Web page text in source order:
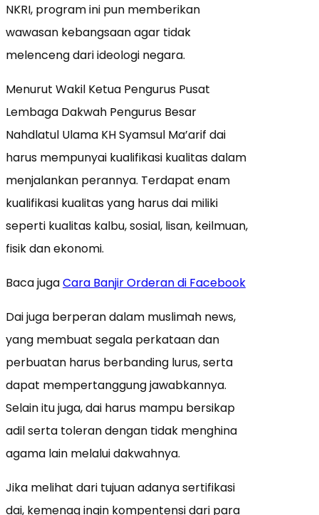
NKRI, program ini pun memberikan
wawasan kebangsaan agar tidak
melenceng dari ideologi negara.
Menurut Wakil Ketua Pengurus Pusat
Lembaga Dakwah Pengurus Besar
Nahdlatul Ulama KH Syamsul Ma’arif dai
harus mempunyai kualifikasi kualitas dalam
menjalankan perannya. Terdapat enam
kualifikasi kualitas yang harus dai miliki
seperti kualitas kalbu, sosial, lisan, keilmuan,
fisik dan ekonomi.
Baca jugaCara Banjir Orderan di Facebook
Dai juga berperan dalam muslimah news,
yang membuat segala perkataan dan
perbuatan harus berbanding lurus, serta
dapat mempertanggung jawabkannya.
Selain itu juga, dai harus mampu bersikap
adil serta toleran dengan tidak menghina
agama lain melalui dakwahnya.
Jika melihat dari tujuan adanya sertifikasi
dai, kemenag ingin kompentensi dari para